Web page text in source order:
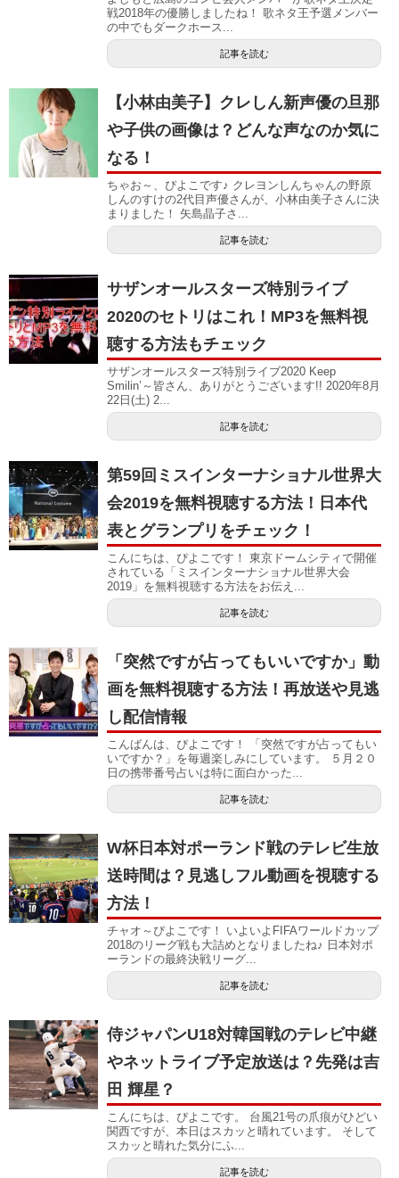
戦2018年の優勝しましたね！ 歌ネタ王予選メンバー
の中でもダークホース...
記事を読む
【小林由美子】クレしん新声優の旦那
や子供の画像は？どんな声なのか気に
なる！
ちゃお～、ぴよこです♪ クレヨンしんちゃんの野原
しんのすけの2代目声優さんが、小林由美子さんに決
まりました！ 矢島晶子さ...
記事を読む
サザンオールスターズ特別ライブ
2020のセトリはこれ！MP3を無料視
聴する方法もチェック
サザンオールスターズ特別ライブ2020 Keep
Smilin’～皆さん、ありがとうございます!! 2020年8月
22日(土) 2...
記事を読む
第59回ミスインターナショナル世界大
会2019を無料視聴する方法！日本代
表とグランプリをチェック！
こんにちは、ぴよこです！ 東京ドームシティで開催
されている「ミスインターナショナル世界大会
2019」を無料視聴する方法をお伝え...
記事を読む
「突然ですが占ってもいいですか」動
画を無料視聴する方法！再放送や見逃
し配信情報
こんばんは、ぴよこです！ 「突然ですが占ってもい
いですか？」を毎週楽しみにしています。 ５月２０
日の携帯番号占いは特に面白かった...
記事を読む
W杯日本対ポーランド戦のテレビ生放
送時間は？見逃しフル動画を視聴する
方法！
チャオ～ぴよこです！ いよいよFIFAワールドカップ
2018のリーグ戦も大詰めとなりましたね♪ 日本対ポ
ーランドの最終決戦リーグ...
記事を読む
侍ジャパンU18対韓国戦のテレビ中継
やネットライブ予定放送は？先発は吉
田 輝星？
こんにちは、ぴよこです。 台風21号の爪痕がひどい
関西ですが、本日はスカッと晴れています。 そして
スカッと晴れた気分にふ...
記事を読む